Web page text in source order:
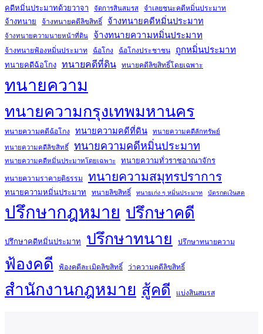
คดีหมิ่นประมาทด้วยวาจา จัดการสินสมรส จำเลยชนะคดีหมิ่นประมาท
จ้างทนาย จ้างทนายคดีลิขสิทธิ์ จ้างทนายคดีหมิ่นประมาท
จ้างทนายความนายหน้าที่ดิน จ้างทนายความหมิ่นประมาท
จ้างทนายฟ้องหมิ่นประมาท ฉ้อโกง ฉ้อโกงประชาชน ถูกหมิ่นประมาท
ทนายคดีฉ้อโกง ทนายคดีที่ดิน ทนายคดีลิขสิทธิ์โดยเฉพาะ
ทนายความ
ทนายความกรุงเทพมหานคร
ทนายความคดีฉ้อโกง ทนายความคดีที่ดิน ทนายความคดีลักทรัพย์
ทนายความคดีลิขสิทธิ์ ทนายความคดีหมิ่นประมาท
ทนายความคดีหมิ่นประมาทโดยเฉพาะ ทนายความทั่วราชอาณาจักร
ทนายความราคายุติธรรม ทนายความสมุทรปราการ
ทนายความหมิ่นประมาท ทนายลิขสิทธิ์ ทนายเก่ง ๆ หมิ่นประมาท บัตรกดเงินสด
ปรึกษากฎหมาย ปรึกษาคดี
ปรึกษาคดีหมิ่นประมาท ปรึกษาทนาย ปรึกษาทนายความ
ฟ้องคดี ฟ้องคดีละเมิดลิขสิทธิ์ ว่าความคดีลิขสิทธิ์
สำนักงานกฎหมาย สู้คดี แบ่งสินสมรส